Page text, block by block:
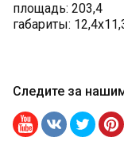
площадь: 203,4
габариты:
Следите за